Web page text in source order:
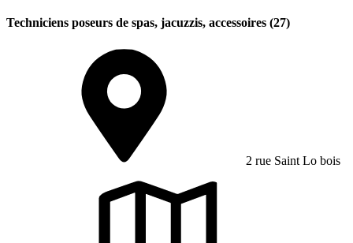
Techniciens poseurs de spas, jacuzzis, accessoires (27)
2 rue Saint Lo bois